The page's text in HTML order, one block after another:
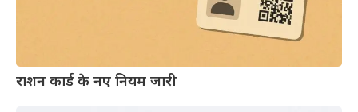
राशन कार्ड के नए नियम जारी